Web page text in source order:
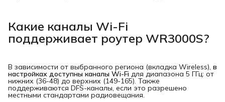
Какие каналы Wi-Fi
поддерживает роутер WR3000S?
В зависимости от выбранного региона (вкладка Wireless), в
настройках доступны каналы Wi-Fi для диапазона 5 ГГц: от
нижних (36-48) до верхних (149-165). Также
поддерживаются DFS-каналы, если это разрешено
местными стандартами радиовещания.